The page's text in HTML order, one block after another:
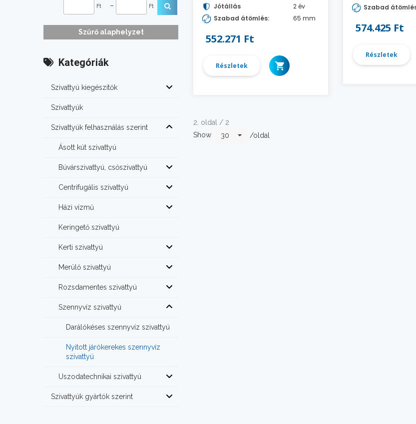
Jótállás
2 év
Szabad átömlés:
65 mm
552.271 Ft
Részletek
Szabad
574.425 Ft
Részletek
2. oldal / 2
Show
30 /oldal
Ft – Ft
Szűrő alaphelyzet
Kategóriák
Szivattyú kiegészítők
Szivattyúk
Szivattyúk felhasználás szerint
Ásott kút szivattyú
Búvárszivattyú, csőszivattyú
Centrifugális szivattyú
Házi vízmű
Keringető szivattyú
Kerti szivattyú
Merülő szivattyú
Rozsdamentes szivattyú
Szennyvíz szivattyú
Darálókéses szennyvíz szivattyú
Nyitott járókerekes szennyvíz
szivattyú
Uszodatechnikai szivattyú
Szivattyúk gyártók szerint